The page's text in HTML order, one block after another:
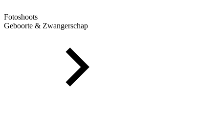
Fotoshoots
Geboorte & Zwangerschap